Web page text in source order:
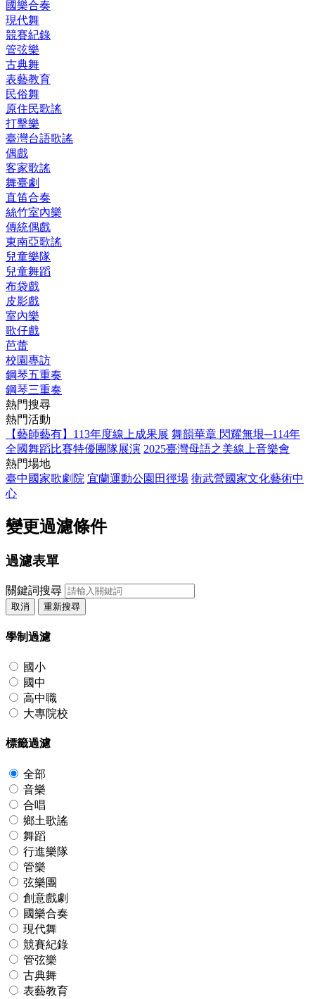
國樂合奏
現代舞
競賽紀錄
管弦樂
古典舞
表藝教育
民俗舞
原住民歌謠
打擊樂
臺灣台語歌謠
偶戲
客家歌謠
舞臺劇
直笛合奏
絲竹室內樂
傳統偶戲
東南亞歌謠
兒童樂隊
兒童舞蹈
布袋戲
皮影戲
室內樂
歌仔戲
芭蕾
校園專訪
鋼琴五重奏
鋼琴三重奏
熱門搜尋
熱門活動
【藝師藝有】113年度線上成果展 舞韻華章 閃耀無垠─114年
全國舞蹈比賽特優團隊展演 2025臺灣母語之美線上音樂會
熱門場地
臺中國家歌劇院 宜蘭運動公園田徑場 衛武營國家文化藝術中
心
變更過濾條件
過濾表單
關鍵詞搜尋
取消 重新搜尋
學制過濾
國小
國中
高中職
大專院校
標籤過濾
全部
音樂
合唱
鄉土歌謠
舞蹈
行進樂隊
管樂
弦樂團
創意戲劇
國樂合奏
現代舞
競賽紀錄
管弦樂
古典舞
表藝教育